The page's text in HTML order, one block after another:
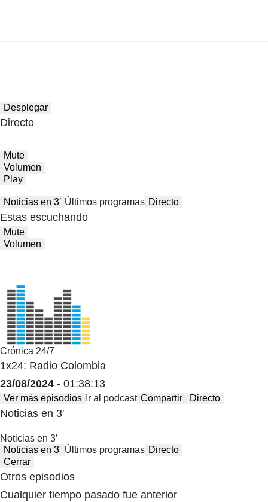
Desplegar
Directo
Mute
Volumen
Play
Noticias en 3′ Últimos programas Directo
Estas escuchando
Mute
Volumen
Crónica 24/7
1x24: Radio Colombia
23/08/2024 - 01:38:13
Ver más episodios Ir al podcast Compartir Directo
Noticias en 3′
Noticias en 3′
Noticias en 3′ Últimos programas Directo
Cerrar
Otros episodios
Cualquier tiempo pasado fue anterior